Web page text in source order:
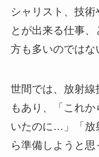
シャリスト、技術
とが出来る仕事
方も多いのではな
世間では、放射線
もあり、「これ
いたのに…」「放
ら準備しようと